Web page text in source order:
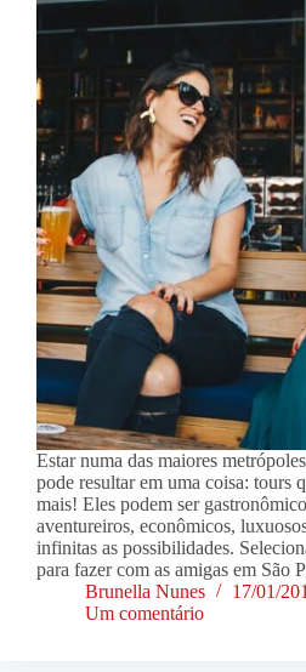
Estar numa das maiores
pode resultar em uma coisa: tours
mais! Eles podem ser
aventureiros, econômicos,
infinitas as possibilidades.
para fazer com as amigas em São
Brunella Nunes
17/01/
Um comentário